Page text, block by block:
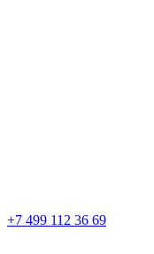
+7 499 112 36 69